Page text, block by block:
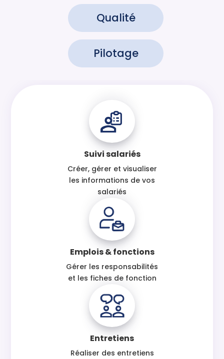
Qualité
Pilotage
Suivi salariés
Créer, gérer et visualiser
les informations de vos
salariés
Emplois & fonctions
Gérer les responsabilités
et les fiches de fonction
Entretiens
Réaliser des entretiens